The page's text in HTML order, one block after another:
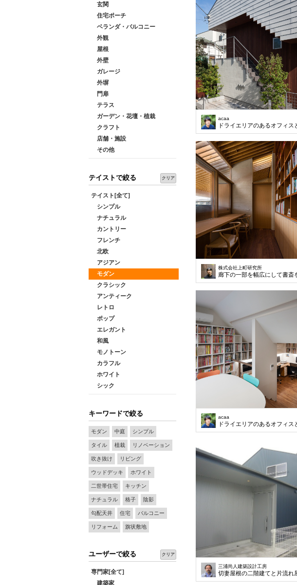
玄関
住宅ポーチ
ベランダ・バルコニー
外観
屋根
外壁
ガレージ
外塀
門扉
テラス
ガーデン・花壇・植栽
クラフト
店舗・施設
その他
テイストで絞る クリア
テイスト[全て]
シンプル
ナチュラル
カントリー
フレンチ
北欧
アジアン
モダン
クラシック
アンティーク
レトロ
ポップ
エレガント
和風
モノトーン
カラフル
ホワイト
シック
キーワードで絞る
モダン 中庭 シンプル
タイル 植栽 リノベーション
吹き抜け リビング
ウッドデッキ ホワイト
二世帯住宅 キッチン
ナチュラル 格子 陰影
勾配天井 住宅 バルコニー
リフォーム 旗状敷地
ユーザーで絞る クリア
専門家[全て]
建築家
acaa
ドライエリアのあるオフィス
株式会社上町研究所
廊下の一部を幅広にして書斎
acaa
ドライエリアのあるオフィス
三浦尚人建築設計工房
切妻屋根の二階建てと片流れ